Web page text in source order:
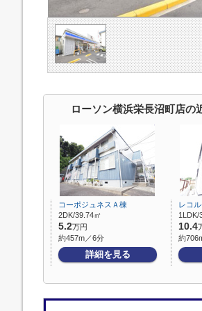
ローソン横浜栄長沼町店の
コーポジュネスＡ棟
2DK/39.74㎡
5.2万円
約457m／6分
詳細を見る
レコ
1LDK/
10.4
約